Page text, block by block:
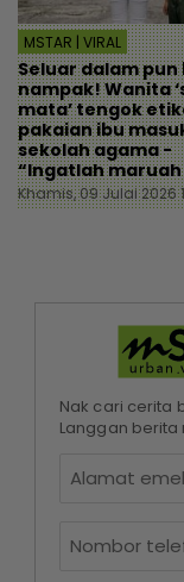
MSTAR | VIRAL
Seluar dalam pun
nampak! Wanita
mata’ tengok
pakaian ibu
sekolah agama -
“Ingatlah maruah
Khamis, 09 Julai 2026
Nak cari cerita
Langgan berita